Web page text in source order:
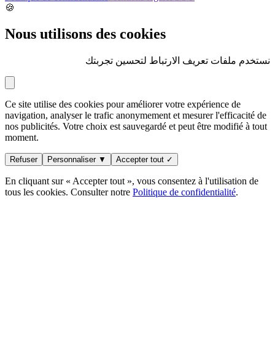
🍪
Nous utilisons des cookies
نستخدم ملفات تعريف الارتباط لتحسين تجربتك
Ce site utilise des cookies pour améliorer votre expérience de
navigation, analyser le trafic anonymement et mesurer l'efficacité de
nos publicités. Votre choix est sauvegardé et peut être modifié à tout
moment.
Refuser Personnaliser ▼ Accepter tout ✓
En cliquant sur « Accepter tout », vous consentez à l'utilisation de
tous les cookies. Consulter notre Politique de confidentialité.